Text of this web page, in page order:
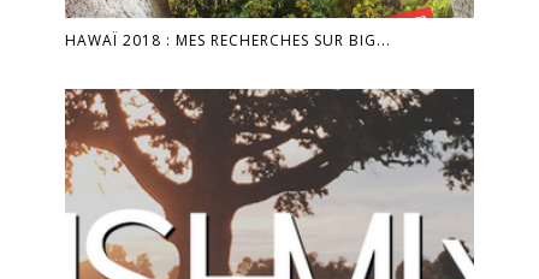
HAWAÏ 2018 : MES RECHERCHES SUR BIG...